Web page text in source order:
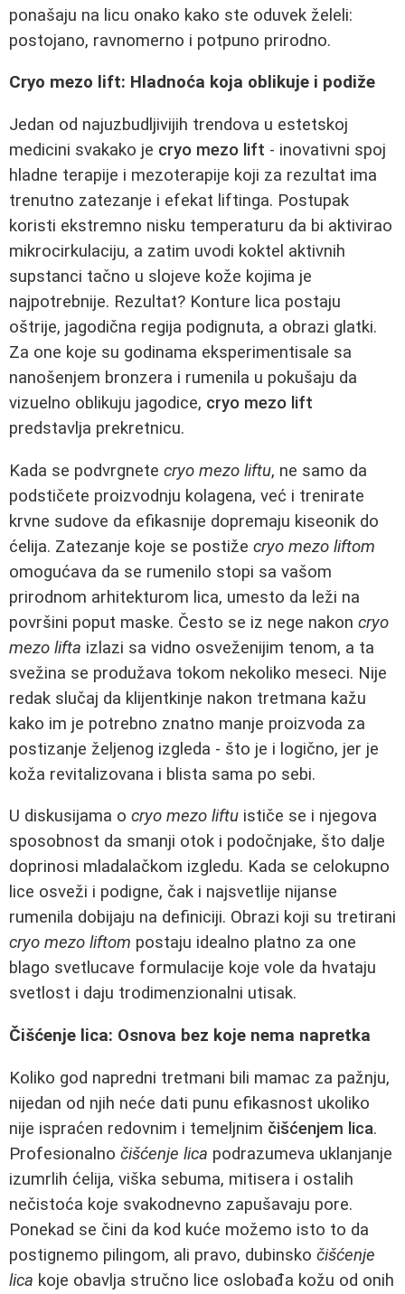
ponašaju na licu onako kako ste oduvek želeli:
postojano, ravnomerno i potpuno prirodno.
Cryo mezo lift: Hladnoća koja oblikuje i podiže
Jedan od najuzbudljivijih trendova u estetskoj
medicini svakako je cryo mezo lift - inovativni spoj
hladne terapije i mezoterapije koji za rezultat ima
trenutno zatezanje i efekat liftinga. Postupak
koristi ekstremno nisku temperaturu da bi aktivirao
mikrocirkulaciju, a zatim uvodi koktel aktivnih
supstanci tačno u slojeve kože kojima je
najpotrebnije. Rezultat? Konture lica postaju
oštrije, jagodična regija podignuta, a obrazi glatki.
Za one koje su godinama eksperimentisale sa
nanošenjem bronzera i rumenila u pokušaju da
vizuelno oblikuju jagodice, cryo mezo lift
predstavlja prekretnicu.
Kada se podvrgnete cryo mezo liftu, ne samo da
podstičete proizvodnju kolagena, već i trenirate
krvne sudove da efikasnije dopremaju kiseonik do
ćelija. Zatezanje koje se postiže cryo mezo liftom
omogućava da se rumenilo stopi sa vašom
prirodnom arhitekturom lica, umesto da leži na
površini poput maske. Često se iz nege nakon cryo
mezo lifta izlazi sa vidno osveženijim tenom, a ta
svežina se produžava tokom nekoliko meseci. Nije
redak slučaj da klijentkinje nakon tretmana kažu
kako im je potrebno znatno manje proizvoda za
postizanje željenog izgleda - što je i logično, jer je
koža revitalizovana i blista sama po sebi.
U diskusijama o cryo mezo liftu ističe se i njegova
sposobnost da smanji otok i podočnjake, što dalje
doprinosi mladalačkom izgledu. Kada se celokupno
lice osveži i podigne, čak i najsvetlije nijanse
rumenila dobijaju na definiciji. Obrazi koji su tretirani
cryo mezo liftom postaju idealno platno za one
blago svetlucave formulacije koje vole da hvataju
svetlost i daju trodimenzionalni utisak.
Čišćenje lica: Osnova bez koje nema napretka
Koliko god napredni tretmani bili mamac za pažnju,
nijedan od njih neće dati punu efikasnost ukoliko
nije ispraćen redovnim i temeljnim čišćenjem lica.
Profesionalno čišćenje lica podrazumeva uklanjanje
izumrlih ćelija, viška sebuma, mitisera i ostalih
nečistoća koje svakodnevno zapušavaju pore.
Ponekad se čini da kod kuće možemo isto to da
postignemo pilingom, ali pravo, dubinsko čišćenje
lica koje obavlja stručno lice oslobađa kožu od onih